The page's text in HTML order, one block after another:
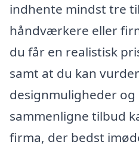
indhente mindst tre
håndværkere eller
du får en realistisk
samt at du kan
designmuligheder og
sammenligne tilbud
firma, der bedst